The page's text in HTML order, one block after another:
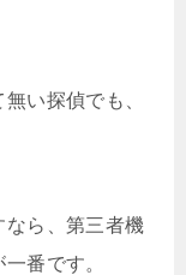
い探偵でも、
なら、第三者機
番です。